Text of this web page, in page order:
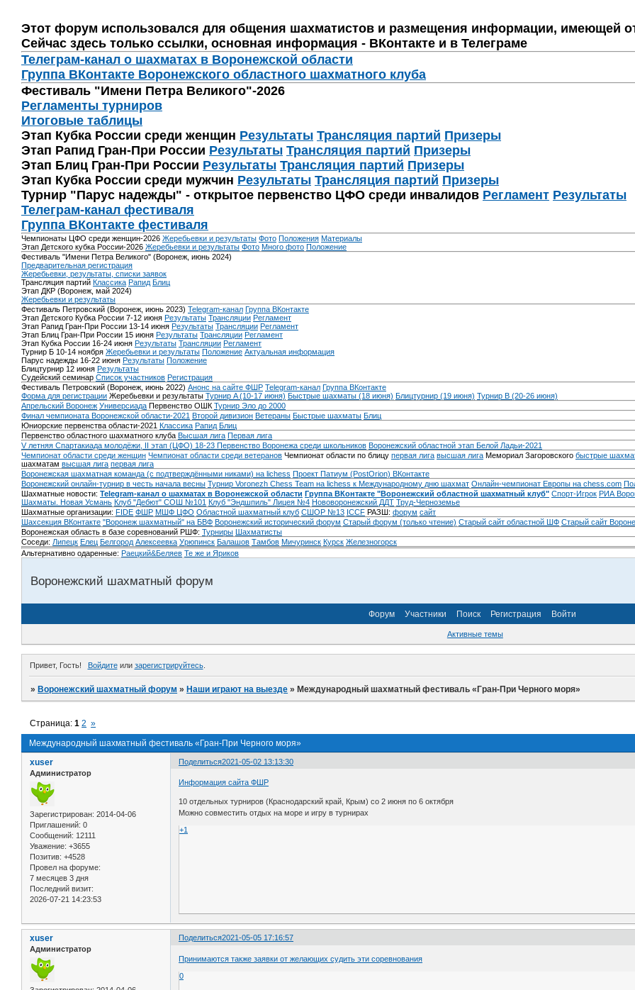
Этот форум использовался для общения шахматистов и размещения информации, имеющей
Сейчас здесь только ссылки, основная информация - ВКонтакте и в Телеграме
Телеграм-канал о шахматах в Воронежской области
Группа ВКонтакте Воронежского областного шахматного клуба
Фестиваль "Имени Петра Великого"-2026
Регламенты турниров
Итоговые таблицы
Этап Кубка России среди женщин Результаты Трансляция партий Призеры
Этап Рапид Гран-При России Результаты Трансляция партий Призеры
Этап Блиц Гран-При России Результаты Трансляция партий Призеры
Этап Кубка России среди мужчин Результаты Трансляция партий Призеры
Турнир "Парус надежды" - открытое первенство ЦФО среди инвалидов Регламент Результаты
Телеграм-канал фестиваля
Группа ВКонтакте фестиваля
Чемпионаты ЦФО среди женщин-2026 Жеребьевки и результаты Фото Положения Материалы
Этап Детского кубка России-2026 Жеребьевки и результаты Фото Много фото Положение
Фестиваль "Имени Петра Великого" (Воронеж, июнь 2024)
Предварительная регистрация
Жеребьевки, результаты, списки заявок
Трансляция партий Классика Рапид Блиц
Этап ДКР (Воронеж, май 2024)
Жеребьевки и результаты
Фестиваль Петровский (Воронеж, июнь 2023) Telegram-канал Группа ВКонтакте
Этап Детского Кубка России 7-12 июня Результаты Трансляции Регламент
Этап Рапид Гран-При России 13-14 июня Результаты Трансляции Регламент
Этап Блиц Гран-При России 15 июня Результаты Трансляции Регламент
Этап Кубка России 16-24 июня Результаты Трансляции Регламент
Турнир Б 10-14 ноября Жеребьевки и результаты Положение Актуальная информация
Парус надежды 16-22 июня Результаты Положение
Блицтурнир 12 июня Результаты
Судейский семинар Список участников Регистрация
Фестиваль Петровский (Воронеж, июнь 2022) Анонс на сайте ФШР Telegram-канал Группа ВКонтакте
Форма для регистрации Жеребьевки и результаты Турнир A (10-17 июня) Быстрые шахматы (18 июня) Блицтурнир (19 июня) Турнир B (20-26 июня)
Апрельский Воронеж Универсиада Первенство ОШК Турнир Эло до 2000
Финал чемпионата Воронежской области-2021 Второй дивизион Ветераны Быстрые шахматы Блиц
Юниорские первенства области-2021 Классика Рапид Блиц
Первенство областного шахматного клуба Высшая лига Первая лига
V летняя Спартакиада молодёжи, II этап (ЦФО) 18-23 Первенство Воронежа среди школьников Воронежский областной этап Белой Ладьи-2021
Чемпионат области среди женщин Чемпионат области среди ветеранов Чемпионат области по блицу первая лига высшая лига Мемориал Загоровского быстрые
шахматам высшая лига первая лига
Воронежская шахматная команда (с подтверждёнными никами) на lichess Проект Патиум (PostOrion) ВКонтакте
Воронежский онлайн-турнир в честь начала весны Турнир Voronezh Chess Team на lichess к Международному дню шахмат Онлайн-чемпионат Европы на chess.com
Шахматные новости: Telegram-канал о шахматах в Воронежской области Группа ВКонтакте "Воронежский областной шахматный клуб" Спорт-Игрок РИА
Шахматы. Новая Усмань Клуб "Дебют" СОШ №101 Клуб "Эндшпиль" Лицея №4 Нововоронежский ДДТ Труд-Черноземье
Шахматные организации: FIDE ФШР МШФ ЦФО Областной шахматный клуб СШОР №13 ICCF РАЗШ: форум сайт
Шахсекция ВКонтакте "Воронеж шахматный" на БВФ Воронежский исторический форум Cтарый форум (только чтение) Старый сайт областной ШФ Старый сайт
Воронежская область в базе соревнований РШФ: Турниры Шахматисты
Соседи: Липецк Елец Белгород Алексеевка Урюпинск Балашов Тамбов Мичуринск Курск Железногорск
Альтернативно одаренные: Раецкий&Беляев Те же и Яриков
Воронежский шахматный форум
Форум Участники Поиск Регистрация Войти
Активные темы
Привет, Гость! Войдитеили зарегистрируйтесь.
»Воронежский шахматный форум »Наши играют на выезде »Международный шахматный фестиваль «Гран-При Черного моря»
Международный шахматный фестиваль «Гран-При Черного моря»
Страница:1 2 »
Поделиться2021-05-02 13:13:30
xuser
Администратор
Зарегистрирован: 2014-04-06
Приглашений: 0
Сообщений: 12111
Уважение: +3655
Позитив: +4528
Провел на форуме:
7 месяцев 3 дня
Последний визит:
2026-07-21 14:23:53
Информация сайта ФШР
10 отдельных турниров (Краснодарский край, Крым) со 2 июня по 6 октября
Можно совместить отдых на море и игру в турнирах
+1
Поделиться2021-05-05 17:16:57
xuser
Администратор
Принимаются также заявки от желающих судить эти соревнования
0